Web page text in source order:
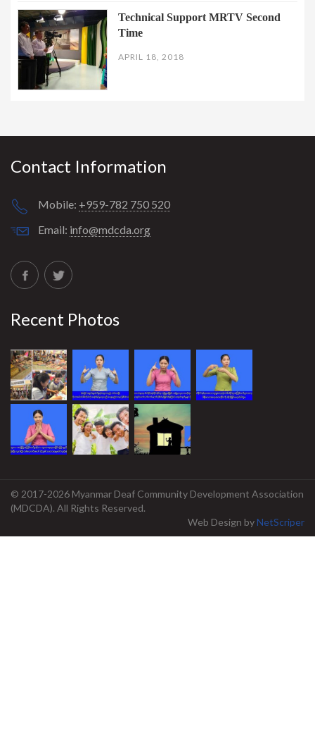
Technical Support MRTV Second
Time
APRIL 18, 2018
Contact Information
Mobile: +959-782 750 520
Email: info@mdcda.org
Recent Photos
© 2017-2026 Myanmar Deaf Community Development Association
(MDCDA). All Rights Reserved.
Web Design byNetScriper